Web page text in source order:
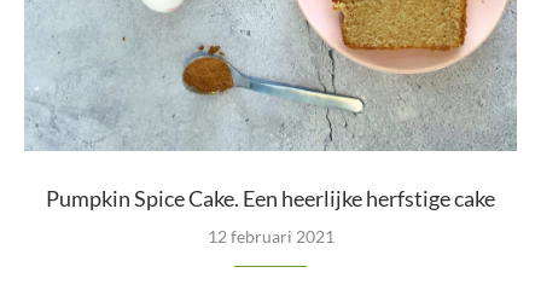
Pumpkin Spice Cake. Een heerlijke herfstige cake
12 februari 2021